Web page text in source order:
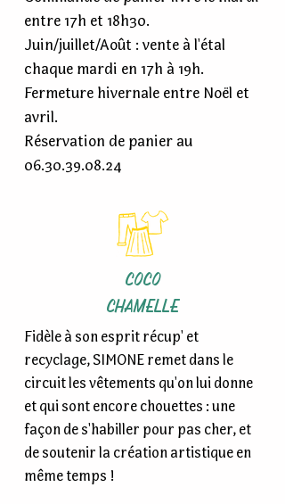
entre 17h et 18h30.
Juin/juillet/Août : vente à l'étal
chaque mardi en 17h à 19h.
Fermeture hivernale entre Noël et
avril.
Réservation de panier au
06.30.39.08.24
COCO
CHAMELLE
Fidèle à son esprit récup' et
recyclage, SIMONE remet dans le
circuit les vêtements qu'on lui donne
et qui sont encore chouettes : une
façon de s'habiller pour pas cher, et
de soutenir la création artistique en
même temps !